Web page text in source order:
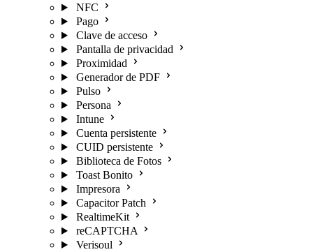
NFC
Pago
Clave de acceso
Pantalla de privacidad
Proximidad
Generador de PDF
Pulso
Persona
Intune
Cuenta persistente
CUID persistente
Biblioteca de Fotos
Toast Bonito
Impresora
Capacitor Patch
RealtimeKit
reCAPTCHA
Verisoul